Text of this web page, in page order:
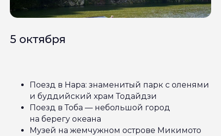
5 октября
Поезд в Нара: знаменитый парк с оленями
и буддийский храм Тодайдзи
Поезд в Тоба — небольшой город
на берегу океана
Музей на жемчужном острове Микимото